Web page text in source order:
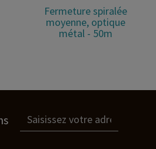
Fermeture spiralée
moyenne, optique
métal - 50m